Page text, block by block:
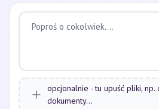
opcjonalnie - tu upuść pliki, np.
dokumenty...